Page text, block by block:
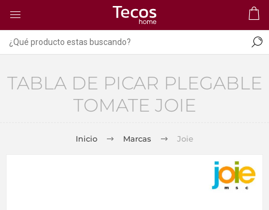
TABLA DE PICAR PLEGABLE
TOMATE JOIE
Inicio Marcas Joie